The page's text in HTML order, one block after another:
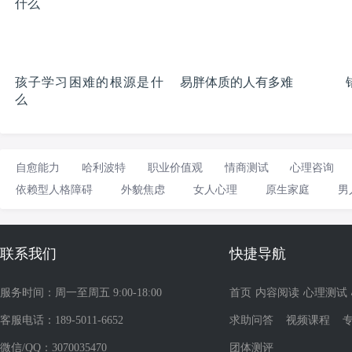
孩子学习困难的根源是什
么
易胖体质的人有多难
自愈能力 哈利波特 职业价值观 情商测试
心理咨询
依赖型人格障碍
外貌焦虑 女人心理 原生家庭 男
联系我们
服务时间：周一至周五 9:00-18:00
客服电话：189-5011-6652
微信/QQ：3070035470
快捷导航
首页 内容阅读 心理测试
求助问答 视频课程
团体测评